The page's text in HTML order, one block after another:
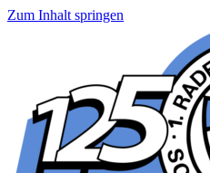
Zum Inhalt springen